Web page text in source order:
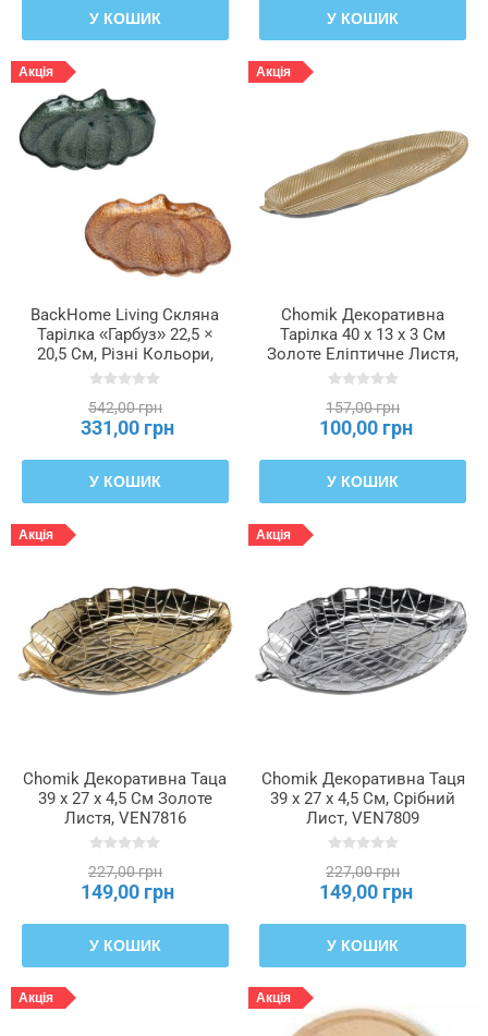
У КОШИК У КОШИК
Акція
BackHome Living Скляна
Тарілка «Гарбуз» 22,5 ×
20,5 См, Різні Кольори,
IBO4652
542,00 грн
331,00 грн
У КОШИК
Акція
Chomik Декоративна
Тарілка 40 x 13 x 3 См
Золоте Еліптичне Листя,
VEN7823
157,00 грн
100,00 грн
У КОШИК
Акція
Chomik Декоративна Таца
39 x 27 x 4,5 См Золоте
Листя, VEN7816
227,00 грн
149,00 грн
У КОШИК
Акція
Chomik Декоративна Таця
39 x 27 x 4,5 См, Срібний
Лист, VEN7809
227,00 грн
149,00 грн
У КОШИК
Акція Акція